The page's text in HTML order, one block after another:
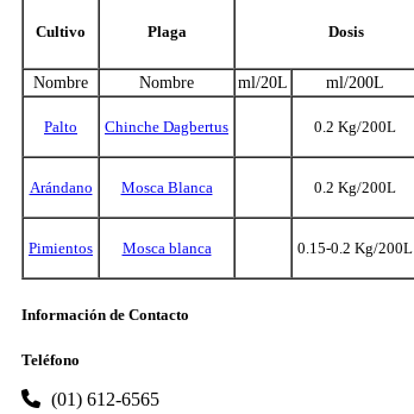
Cultivo Plaga Dosis
Nombre Nombre ml/20L ml/200L
Palto Chinche Dagbertus 0.2 Kg/200L
Arándano Mosca Blanca 0.2 Kg/200L
Pimientos Mosca blanca 0.15-0.2 Kg/200L
Información de Contacto
Teléfono
(01) 612-6565